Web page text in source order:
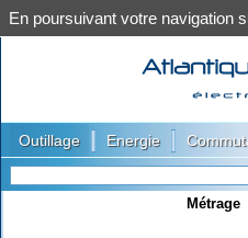
Outillage Energie
Métrage
En poursuivant votre